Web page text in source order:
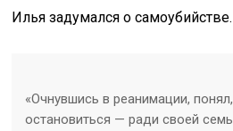
Илья задумался о самоубийстве.
«Очнувшись в реанимации,
остановиться — ради своей